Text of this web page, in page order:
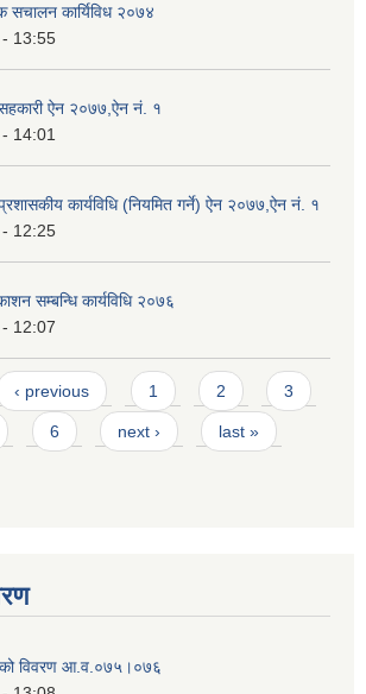
स‌‌चालन कार्यिविध २०७४
13:55
सहकारी ऐन २०७७,ऐन नं. १
14:01
कार्यविधि (नियमित गर्ने) ऐन २०७७,ऐन नं. १
12:25
सम्बन्धि कार्यविधि २०७६
12:07
‹ previous 1 2 3
6 next › last »
विवरण आ.व.०७५।०७६